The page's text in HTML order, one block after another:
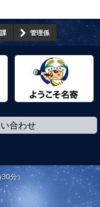
管理係
合わせ
30分）